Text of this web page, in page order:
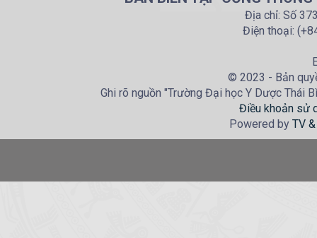
Địa chỉ: Số
Điện thoại:
© 2023 - Bản
Ghi rõ nguồn "Trường Đại học Y Dược Thái
Điều khoản sử
Powered by TV